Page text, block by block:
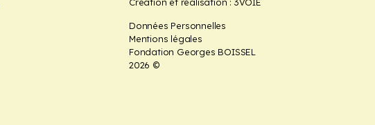
Données Personnelles
Mentions légales
Fondation Georges BOISSEL
2026 ©